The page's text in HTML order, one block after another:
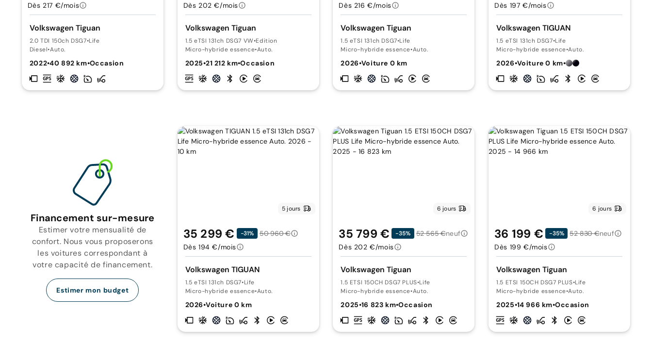
Volkswagen Tiguan
2.0 TDI 150ch DSG7•Life
Diesel•Auto.
2022•40 892 km•Occasion
Dès 217 €/mois
Volkswagen Tiguan
1.5 eTSI 131ch DSG7 VW•Edition
Micro-hybride essence•Auto.
2025•21 212 km•Occasion
Dès 202 €/mois
Volkswagen Tiguan
1.5 eTSI 131ch DSG7•Life
Micro-hybride essence•Auto.
2026•Voiture 0 km
Dès 216 €/mois
Volkswagen TIGUAN
1.5 eTSI 131ch DSG7•Life
Micro-hybride essence•Auto.
2026•Voiture 0 km•
Dès 197 €/mois
Financement sur-mesure
Estimer votre mensualité de
confort. Nous vous proposerons
les voitures correspondant à
votre capacité de financement.
Estimer mon budget
5 jours
Volkswagen TIGUAN
1.5 eTSI 131ch DSG7•Life
Micro-hybride essence•Auto.
2026•Voiture 0 km
35 299 € -31%
50 960 €
Dès 194 €/mois
6 jours
Volkswagen Tiguan
1.5 ETSI 150CH DSG7 PLUS•Life
Micro-hybride essence•Auto.
2025•16 823 km•Occasion
35 799 € -35% 52 565 €neuf
Dès 202 €/mois
6 jours
Volkswagen Tiguan
1.5 ETSI 150CH DSG7 PLUS•Life
Micro-hybride essence•Auto.
2025•14 966 km•Occasion
36 199 € -35% 52 830 €neuf
Dès 199 €/mois